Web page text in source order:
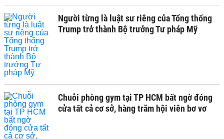
Người từng là luật sư riêng của Tổng thống
Trump trở thành Bộ trưởng Tư pháp Mỹ
Chuỗi phòng gym tại TP HCM bất ngờ đóng
cửa tất cả cơ sở, hàng trăm hội viên bơ vơ